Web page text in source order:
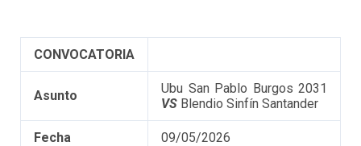
CONVOCATORIA
Asunto
Ubu San Pablo Burgos 2031
VS Blendio Sinfín Santander
Fecha 09/05/2026